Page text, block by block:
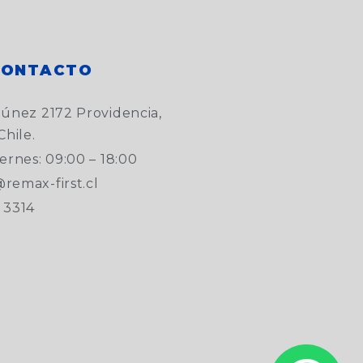
2172 Providencia,
09:00 – 18:00
first.cl